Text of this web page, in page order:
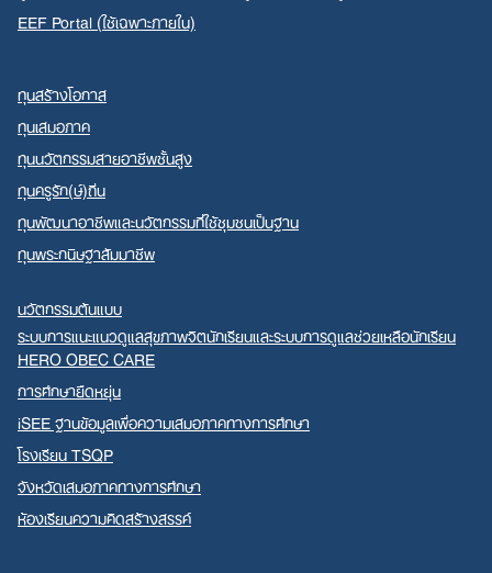
EEF Portal (ใช้เฉพาะภายใน)
ทุนสร้างโอกาส
ทุนเสมอภาค
ทุนนวัตกรรมสายอาชีพชั้นสูง
ทุนครูรัก(ษ์)ถิ่น
ทุนพัฒนาอาชีพและนวัตกรรมที่ใช้ชุมชนเป็นฐาน
ทุนพระกนิษฐาสัมมาชีพ
นวัตกรรมต้นแบบ
ระบบการแนะแนวดูแลสุขภาพจิตนักเรียนและระบบการดูแลช่วยเหลือนักเรียน
HERO OBEC CARE
การศึกษายืดหยุ่น
iSEE ฐานข้อมูลเพื่อความเสมอภาคทางการศึกษา
โรงเรียน TSQP
จังหวัดเสมอภาคทางการศึกษา
ห้องเรียนความคิดสร้างสรรค์